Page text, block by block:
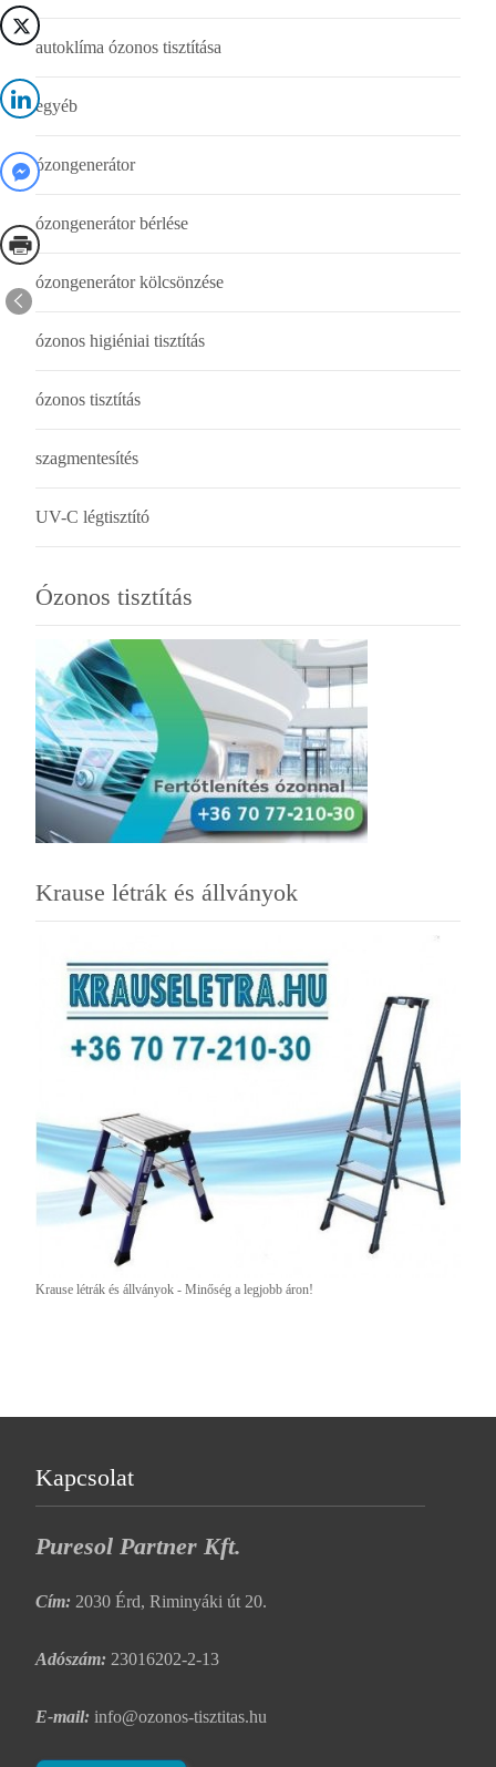
autoklíma ózonos tisztítása
egyéb
ózongenerátor
ózongenerátor bérlése
ózongenerátor kölcsönzése
ózonos higiéniai tisztítás
ózonos tisztítás
szagmentesítés
UV-C légtisztító
Ózonos tisztítás
Krause létrák és állványok
Krause létrák és állványok - Minőség a legjobb áron!
Kapcsolat
Puresol Partner Kft.
Cím: 2030 Érd, Riminyáki út 20.
Adószám: 23016202-2-13
E-mail: info@ozonos-tisztitas.hu